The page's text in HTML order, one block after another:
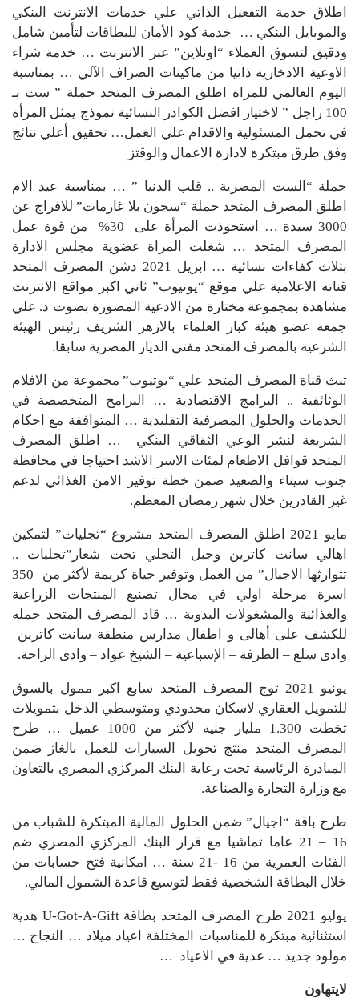
اطلاق خدمة التفعيل الذاتي علي خدمات الانترنت البنكي
والموبايل البنكي … خدمة كود الأمان للبطاقات لتأمين شامل
ودقيق لتسوق العملاء “اونلاين” عبر الانترنت … خدمة شراء
الاوعية الادخارية ذاتيا من ماكينات الصراف الآلي … بمناسبة
اليوم العالمي للمراة اطلق المصرف المتحد حملة ” ست بـ
100 راجل ” لاختيار افضل الكوادر النسائية نموذج يمثل المرأة
في تحمل المسئولية والاقدام علي العمل… تحقيق أعلي نتائج
وفق طرق مبتكرة لادارة الاعمال والوقتز
حملة “الست المصرية .. قلب الدنيا ” … بمناسبة عيد الام
اطلق المصرف المتحد حملة “سجون بلا غارمات” للافراج عن
3000 سيدة … استحوذت المرأة على 30% من قوة عمل
المصرف المتحد … شغلت المراة عضوية مجلس الادارة
بثلاث كفاءات نسائية … ابريل 2021 دشن المصرف المتحد
قناته الاعلامية علي موقع “يوتيوب” ثاني اكبر مواقع الانترنت
مشاهدة بمجموعة مختارة من الادعية المصورة بصوت د. علي
جمعة عضو هيئة كبار العلماء بالازهر الشريف رئيس الهيئة
الشرعية بالمصرف المتحد مفتي الديار المصرية سابقا.
تبث قناة المصرف المتحد علي “يوتيوب” مجموعة من الافلام
الوثائقية .. البرامج الاقتصادية … البرامج المتخصصة في
الخدمات والحلول المصرفية التقليدية … المتوافقة مع احكام
الشريعة لنشر الوعي الثقاقي البنكي … اطلق المصرف
المتحد قوافل الاطعام لمئات الاسر الاشد احتياجا في محافظة
جنوب سيناء والصعيد ضمن خطة توفير الامن الغذائي لدعم
غير القادرين خلال شهر رمضان المعظم.
مايو 2021 اطلق المصرف المتحد مشروع “تجليات” لتمكين
اهالي سانت كاترين وجبل التجلي تحت شعار”تجليات ..
تتوارثها الاجيال” من العمل وتوفير حياة كريمة لأكثر من 350
اسرة مرحلة اولي في مجال تصنيع المنتجات الزراعية
والغذائية والمشغولات اليدوية … قاد المصرف المتحد حمله
للكشف على أهالى و اطفال مدارس منطقة سانت كاترين
وادى سلع – الطرفة – الإسباعية – الشيخ عواد – وادى الراحة.
يونيو 2021 توج المصرف المتحد سابع اكبر ممول بالسوق
للتمويل العقاري لاسكان محدودي ومتوسطي الدخل بتمويلات
تخطت 1.300 مليار جنيه لأكثر من 1000 عميل … طرح
المصرف المتحد منتج تحويل السيارات للعمل بالغاز ضمن
المبادرة الرئاسية تحت رعاية البنك المركزي المصري بالتعاون
مع وزارة التجارة والصناعة.
طرح باقة “اجيال” ضمن الحلول المالية المبتكرة للشباب من
16 – 21 عاما تماشيا مع قرار البنك المركزي المصري ضم
الفئات العمرية من 16 -21 سنة … امكانية فتح حسابات من
خلال البطاقة الشخصية فقط لتوسيع قاعدة الشمول المالي.
يوليو 2021 طرح المصرف المتحد بطاقة U-Got-A-Gift هدية
استثنائية مبتكرة للمناسبات المختلفة اعياد ميلاد … النجاح …
مولود جديد … عدية في الاعياد …
لايتهاون